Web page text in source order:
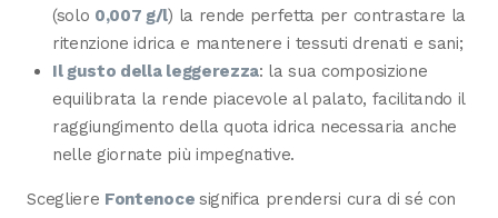
(solo 0,007 g/l) la rende perfetta per contrastare la
ritenzione idrica e mantenere i tessuti drenati e sani;
Il gusto della leggerezza: la sua composizione
equilibrata la rende piacevole al palato, facilitando il
raggiungimento della quota idrica necessaria anche
nelle giornate più impegnative.
Scegliere Fontenoce significa prendersi cura di sé con